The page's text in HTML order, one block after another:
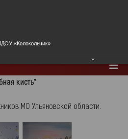
кисть"
МО Ульяновской области.
«Колокольчик»